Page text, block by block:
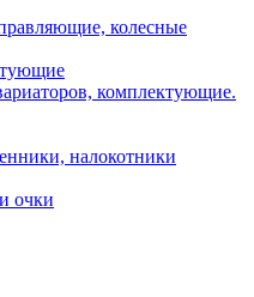
колесные
комплектующие.
налокотники
очки